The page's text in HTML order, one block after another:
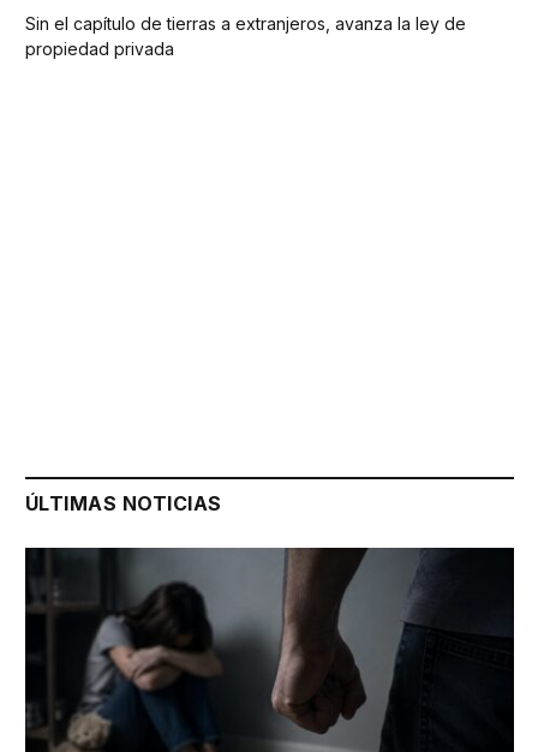
Sin el capítulo de tierras a extranjeros, avanza la ley de
propiedad privada
ÚLTIMAS NOTICIAS